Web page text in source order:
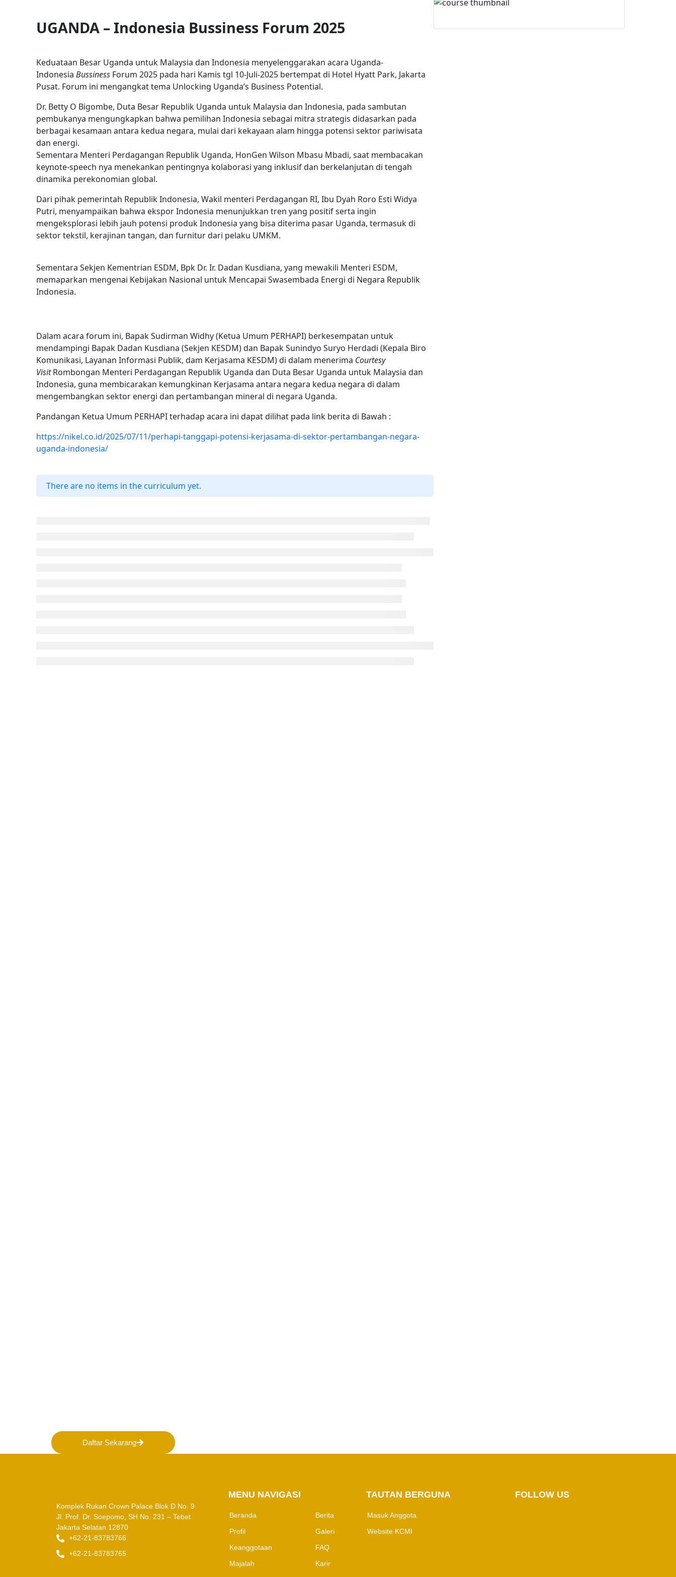
UGANDA – Indonesia Bussiness Forum 2025
Keduataan Besar Uganda untuk Malaysia dan Indonesia menyelenggarakan acara Uganda-
Indonesia Bussiness Forum 2025 pada hari Kamis tgl 10-Juli-2025 bertempat di Hotel Hyatt Park, Jakarta
Pusat. Forum ini mengangkat tema Unlocking Uganda’s Business Potential.
Dr. Betty O Bigombe, Duta Besar Republik Uganda untuk Malaysia dan Indonesia, pada sambutan
pembukanya mengungkapkan bahwa pemilihan Indonesia sebagai mitra strategis didasarkan pada
berbagai kesamaan antara kedua negara, mulai dari kekayaan alam hingga potensi sektor pariwisata
dan energi.
Sementara Menteri Perdagangan Republik Uganda, HonGen Wilson Mbasu Mbadi, saat membacakan
keynote-speech nya menekankan pentingnya kolaborasi yang inklusif dan berkelanjutan di tengah
dinamika perekonomian global.
Dari pihak pemerintah Republik Indonesia, Wakil menteri Perdagangan RI, Ibu Dyah Roro Esti Widya
Putri, menyampaikan bahwa ekspor Indonesia menunjukkan tren yang positif serta ingin
mengeksplorasi lebih jauh potensi produk Indonesia yang bisa diterima pasar Uganda, termasuk di
sektor tekstil, kerajinan tangan, dan furnitur dari pelaku UMKM.
Sementara Sekjen Kementrian ESDM, Bpk Dr. Ir. Dadan Kusdiana, yang mewakili Menteri ESDM,
memaparkan mengenai Kebijakan Nasional untuk Mencapai Swasembada Energi di Negara Republik
Indonesia.
Dalam acara forum ini, Bapak Sudirman Widhy (Ketua Umum PERHAPI) berkesempatan untuk
mendampingi Bapak Dadan Kusdiana (Sekjen KESDM) dan Bapak Sunindyo Suryo Herdadi (Kepala Biro
Komunikasi, Layanan Informasi Publik, dam Kerjasama KESDM) di dalam menerima Courtesy
VisitRombongan Menteri Perdagangan Republik Uganda dan Duta Besar Uganda untuk Malaysia dan
Indonesia, guna membicarakan kemungkinan Kerjasama antara negara kedua negara di dalam
mengembangkan sektor energi dan pertambangan mineral di negara Uganda.
Pandangan Ketua Umum PERHAPI terhadap acara ini dapat dilihat pada link berita di Bawah :
https://nikel.co.id/2025/07/11/perhapi-tanggapi-potensi-kerjasama-di-sektor-pertambangan-negara-
uganda-indonesia/
There are no items in the curriculum yet.
Daftar Sekarang
Komplek Rukan Crown Palace Blok D No. 9
Jl. Prof. Dr. Soepomo, SH No. 231 – Tebet
Jakarta Selatan 12870
+62-21-83783766
+62-21-83783765
MENU NAVIGASI
Beranda
Profil
Keanggotaan
Majalah
Berita
Galeri
FAQ
Karir
TAUTAN BERGUNA
Masuk Anggota
Website KCMI
FOLLOW US